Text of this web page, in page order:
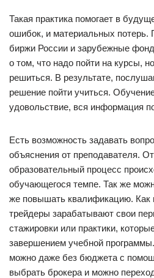
Такая практика помогает в
ошибок, и материальных потерь.
биржи России и зарубежные
о том, что надо пойти на курсы,
решиться. В результате,
решение пойти учиться.
удовольствие, вся информация
Есть возможность задавать
объяснения от преподавателя.
образовательный процесс
обучающегося темпе. Так же
же повышать квалификацию. Как
трейдеры зарабатывают свои
стажировки или практики,
завершением учебной
можно даже без бюджета с
выбрать брокера и можно